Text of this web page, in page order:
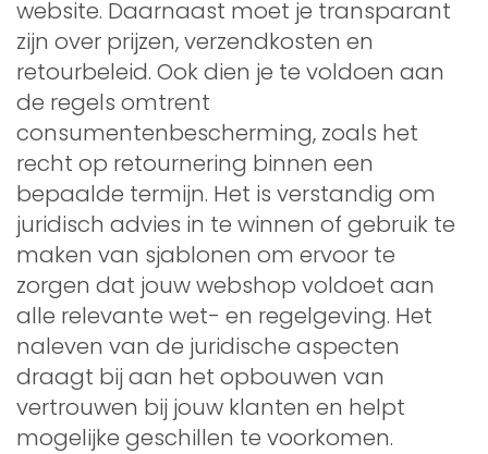
website. Daarnaast moet je transparant
zijn over prijzen, verzendkosten en
retourbeleid. Ook dien je te voldoen aan
de regels omtrent
consumentenbescherming, zoals het
recht op retournering binnen een
bepaalde termijn. Het is verstandig om
juridisch advies in te winnen of gebruik te
maken van sjablonen om ervoor te
zorgen dat jouw webshop voldoet aan
alle relevante wet- en regelgeving. Het
naleven van de juridische aspecten
draagt bij aan het opbouwen van
vertrouwen bij jouw klanten en helpt
mogelijke geschillen te voorkomen.